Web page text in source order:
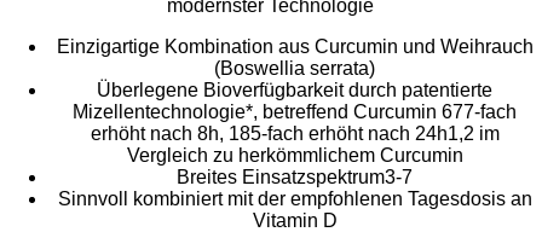
modernster Technologie
Einzigartige Kombination aus Curcumin und Weihrauch
(Boswellia serrata)
Überlegene Bioverfügbarkeit durch patentierte
Mizellentechnologie*, betreffend Curcumin 677-fach
erhöht nach 8h, 185-fach erhöht nach 24h1,2 im
Vergleich zu herkömmlichem Curcumin
Breites Einsatzspektrum3-7
Sinnvoll kombiniert mit der empfohlenen Tagesdosis an
Vitamin D